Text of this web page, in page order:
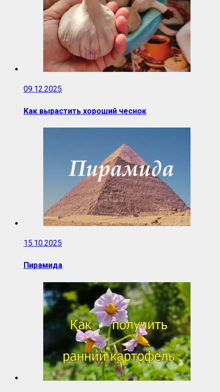
09.12.2025
Как вырастить хороший чеснок
15.10.2025
Пирамида